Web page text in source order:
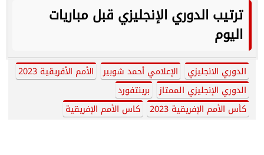
ترتيب الدوري الإنجليزي قبل مباريات
اليوم
الدوري الانجليزي الإعلامي أحمد شوبير
الأمم الأفريقية 2023
الدوري الإنجليزي الممتاز
برينتفورد
كأس الأمم الإفريقية 2023
كاس الأمم الإفريقية